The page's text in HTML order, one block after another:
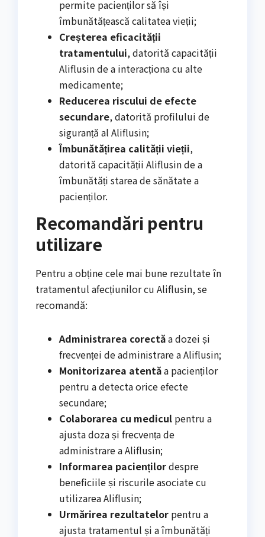
permite pacienților să își
îmbunătățească calitatea vieții;
Creșterea eficacității
tratamentului, datorită capacității
Aliflusin de a interacționa cu alte
medicamente;
Reducerea riscului de efecte
secundare, datorită profilului de
siguranță al Aliflusin;
Îmbunătățirea calității vieții,
datorită capacității Aliflusin de a
îmbunătăți starea de sănătate a
pacienților.
Recomandări pentru
utilizare
Pentru a obține cele mai bune rezultate în
tratamentul afecțiunilor cu Aliflusin, se
recomandă:
Administrarea corectăa dozei și
frecvenței de administrare a Aliflusin;
Monitorizarea atentăa pacienților
pentru a detecta orice efecte
secundare;
Colaborarea cu medicul pentru a
ajusta doza și frecvența de
administrare a Aliflusin;
Informarea paciențilordespre
beneficiile și riscurile asociate cu
utilizarea Aliflusin;
Urmărirea rezultatelor pentru a
ajusta tratamentul și a îmbunătăți